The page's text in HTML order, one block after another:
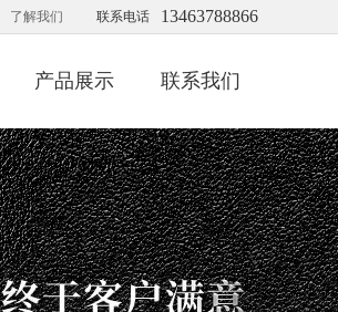
联系电话 13463788866
了解我们
产品展示 联系我们